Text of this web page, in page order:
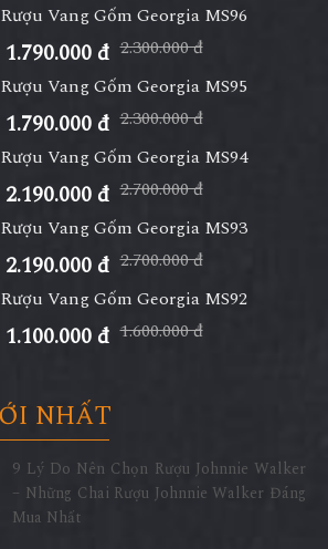
Rượu Vang Gốm Georgia MS96
1.790.000 đ 2.300.000 đ
Rượu Vang Gốm Georgia MS95
1.790.000 đ 2.300.000 đ
Rượu Vang Gốm Georgia MS94
2.190.000 đ 2.700.000 đ
Rượu Vang Gốm Georgia MS93
2.190.000 đ 2.700.000 đ
Rượu Vang Gốm Georgia MS92
1.100.000 đ 1.600.000 đ
NHẤT
9 Lý Do Nên Chọn Rượu Johnnie Walker
– Những Chai Rượu Johnnie Walker Đáng
Mua Nhất